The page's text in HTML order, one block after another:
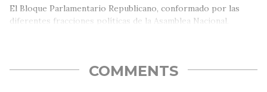
El Bloque Parlamentario Republicano, conformado por las
diferentes fracciones políticas de la Asamblea Nacional,
COMMENTS